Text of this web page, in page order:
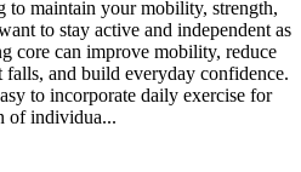
to maintain your mobility, strength,
to stay active and independent as
core can improve mobility, reduce
falls, and build everyday confidence.
to incorporate daily exercise for
of individua...